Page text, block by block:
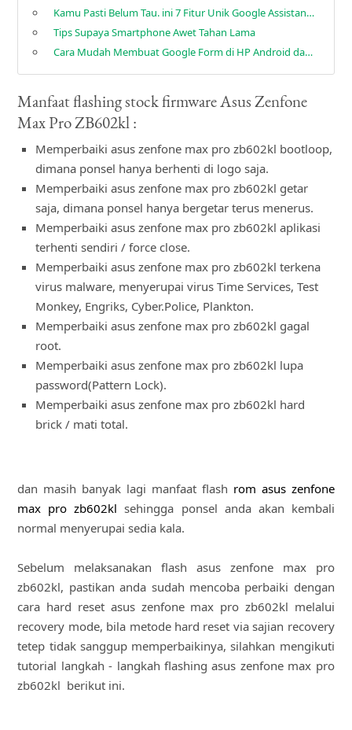
Kamu Pasti Belum Tau. ini 7 Fitur Unik Google Assistant Yang Jarang Diketahui Banyak Orang.
Tips Supaya Smartphone Awet Tahan Lama
Cara Mudah Membuat Google Form di HP Android dan iPhone
Manfaat flashing stock firmware Asus Zenfone
Max Pro ZB602kl :
Memperbaiki asus zenfone max pro zb602kl bootloop,
dimana ponsel hanya berhenti di logo saja.
Memperbaiki asus zenfone max pro zb602kl getar
saja, dimana ponsel hanya bergetar terus menerus.
Memperbaiki asus zenfone max pro zb602kl aplikasi
terhenti sendiri / force close.
Memperbaiki asus zenfone max pro zb602kl terkena
virus malware, menyerupai virus Time Services, Test
Monkey, Engriks, Cyber.Police, Plankton.
Memperbaiki asus zenfone max pro zb602kl gagal
root.
Memperbaiki asus zenfone max pro zb602kl lupa
password(Pattern Lock).
Memperbaiki asus zenfone max pro zb602kl hard
brick / mati total.
dan masih banyak lagi manfaat flash rom asus zenfone
max pro zb602kl sehingga ponsel anda akan kembali
normal menyerupai sedia kala.
Sebelum melaksanakan flash asus zenfone max pro
zb602kl, pastikan anda sudah mencoba perbaiki dengan
cara hard reset asus zenfone max pro zb602kl melalui
recovery mode, bila metode hard reset via sajian recovery
tetep tidak sanggup memperbaikinya, silahkan mengikuti
tutorial langkah - langkah flashing asus zenfone max pro
zb602kl berikut ini.